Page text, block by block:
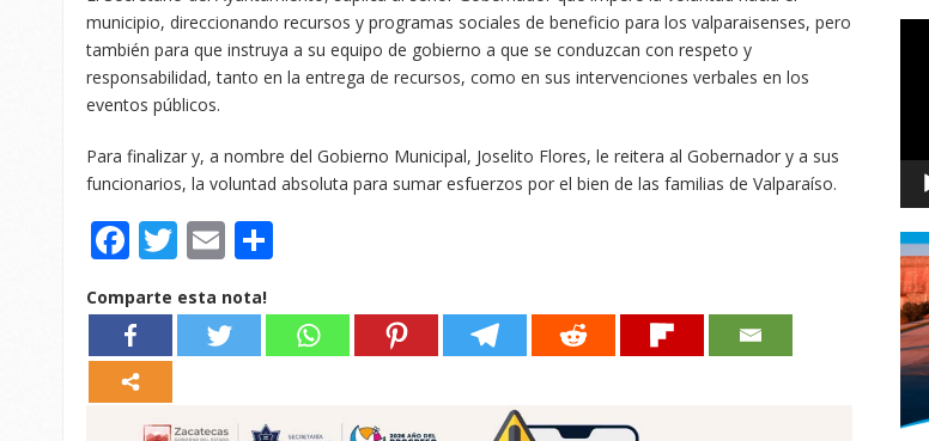
municipio, direccionando recursos y programas sociales de beneficio para los valparaisenses, pero
también para que instruya a su equipo de gobierno a que se conduzcan con respeto y
responsabilidad, tanto en la entrega de recursos, como en sus intervenciones verbales en los
eventos públicos.
Para finalizar y, a nombre del Gobierno Municipal, Joselito Flores, le reitera al Gobernador y a sus
funcionarios, la voluntad absoluta para sumar esfuerzos por el bien de las familias de Valparaíso.
Facebook
Twitter
Email
Comparte esta nota!